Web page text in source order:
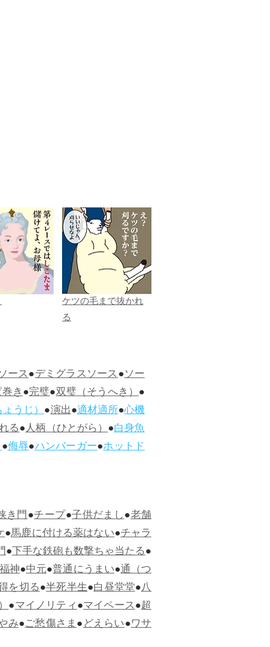
ケツの毛まで抜かれ
る
ース●デミグラスソース●ソー
き●完璧●双璧（そうへき）●
うじ）●演出●適材適所●心機
る●人柄（ひとがら）●白身魚
●侮辱●ハンバーガー●ホットド
き門●チープ●子供だまし●老舗
●馬鹿に付ける薬はない●チャラ
●下手な鉄砲も数撃ちゃ当たる●
神●中元●普通にうまい●通（つ
を切る●半死半生●白昼堂堂●八
●マイノリティ●マイペース●超
み●ご愁傷さま●どえらい●ワサ